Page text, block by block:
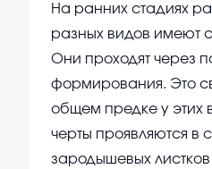
На ранних стадиях
разных видов имеют
Они проходят через
формирования. Это
общем предке у этих
черты проявляются в
зародышевых